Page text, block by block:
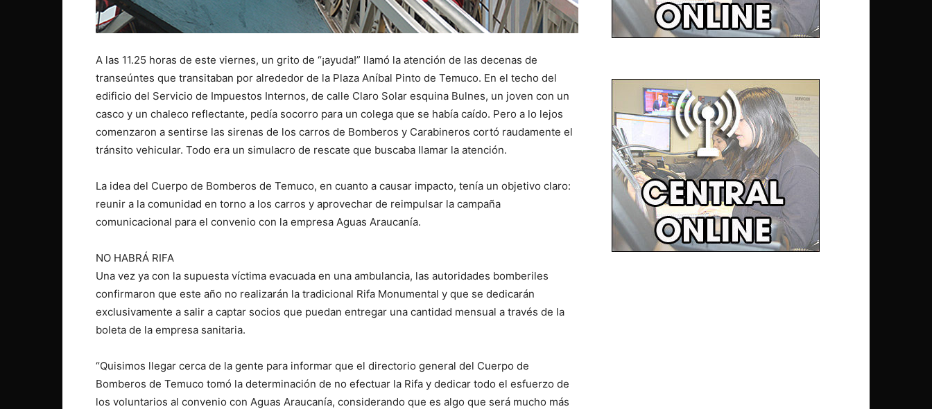
A las 11.25 horas de este viernes, un grito de “¡ayuda!” llamó la atención de las decenas de
transeúntes que transitaban por alrededor de la Plaza Aníbal Pinto de Temuco. En el techo del
edificio del Servicio de Impuestos Internos, de calle Claro Solar esquina Bulnes, un joven con un
casco y un chaleco reflectante, pedía socorro para un colega que se había caído. Pero a lo lejos
comenzaron a sentirse las sirenas de los carros de Bomberos y Carabineros cortó raudamente el
tránsito vehicular. Todo era un simulacro de rescate que buscaba llamar la atención.
La idea del Cuerpo de Bomberos de Temuco, en cuanto a causar impacto, tenía un objetivo claro:
reunir a la comunidad en torno a los carros y aprovechar de reimpulsar la campaña
comunicacional para el convenio con la empresa Aguas Araucanía.
NO HABRÁ RIFA
Una vez ya con la supuesta víctima evacuada en una ambulancia, las autoridades bomberiles
confirmaron que este año no realizarán la tradicional Rifa Monumental y que se dedicarán
exclusivamente a salir a captar socios que puedan entregar una cantidad mensual a través de la
boleta de la empresa sanitaria.
“Quisimos llegar cerca de la gente para informar que el directorio general del Cuerpo de
Bomberos de Temuco tomó la determinación de no efectuar la Rifa y dedicar todo el esfuerzo de
los voluntarios al convenio con Aguas Araucanía, considerando que es algo que será mucho más